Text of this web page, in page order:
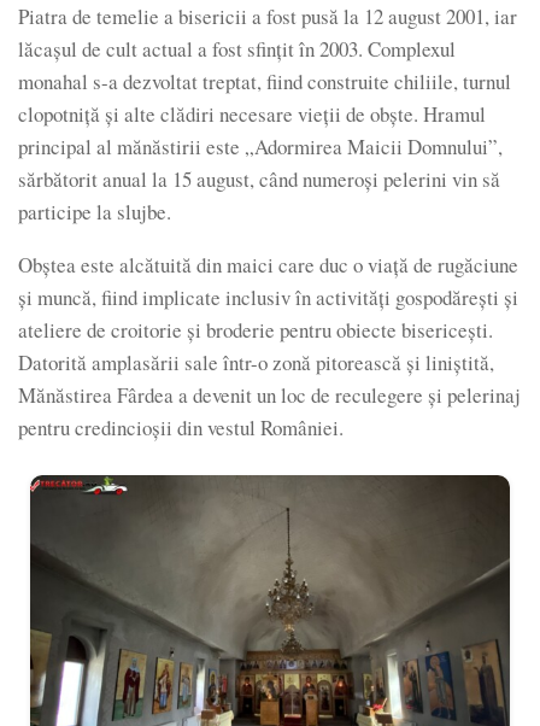
Piatra de temelie a bisericii a fost pusă la 12 august 2001, iar
lăcașul de cult actual a fost sfințit în 2003. Complexul
monahal s-a dezvoltat treptat, fiind construite chiliile, turnul
clopotniță și alte clădiri necesare vieții de obște. Hramul
principal al mănăstirii este „Adormirea Maicii Domnului”,
sărbătorit anual la 15 august, când numeroși pelerini vin să
participe la slujbe.
Obștea este alcătuită din maici care duc o viață de rugăciune
și muncă, fiind implicate inclusiv în activități gospodărești și
ateliere de croitorie și broderie pentru obiecte bisericești.
Datorită amplasării sale într-o zonă pitorească și liniștită,
Mănăstirea Fârdea a devenit un loc de reculegere și pelerinaj
pentru credincioșii din vestul României.